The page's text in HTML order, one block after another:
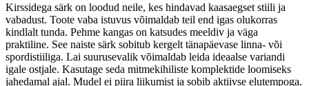
Kirssidega särk on loodud neile, kes hindavad kaasaegset stiili ja
vabadust. Toote vaba istuvus võimaldab teil end igas olukorras
kindlalt tunda. Pehme kangas on katsudes meeldiv ja väga
praktiline. See naiste särk sobitub kergelt tänapäevase linna- või
spordistiiliga. Lai suurusevalik võimaldab leida ideaalse variandi
igale ostjale. Kasutage seda mitmekihiliste komplektide loomiseks
jahedamal ajal. Mudel ei piira liikumist ja sobib aktiivse elutempoga.